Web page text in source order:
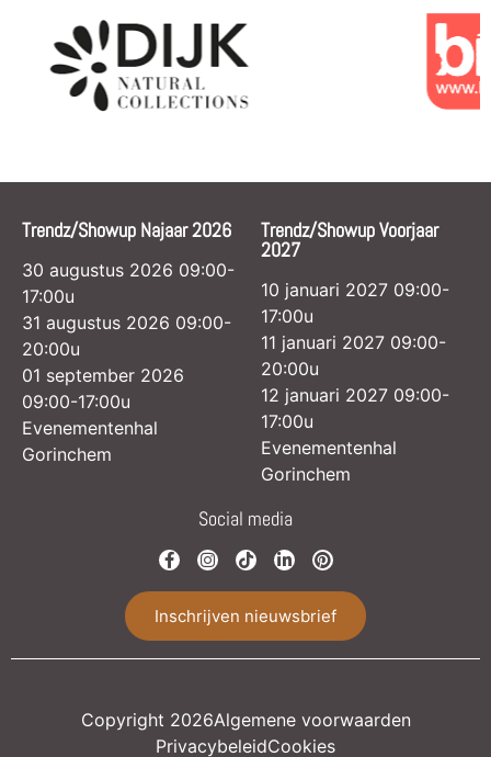
Trendz/Showup Najaar 2026
30 augustus 2026 09:00-
17:00u
31 augustus 2026 09:00-
20:00u
01 september 2026
09:00-17:00u
Evenementenhal
Gorinchem
Trendz/Showup Voorjaar
2027
10 januari 2027 09:00-
17:00u
11 januari 2027 09:00-
20:00u
12 januari 2027 09:00-
17:00u
Evenementenhal
Gorinchem
Social media
Inschrijven nieuwsbrief
Copyright 2026Algemene voorwaarden
PrivacybeleidCookies